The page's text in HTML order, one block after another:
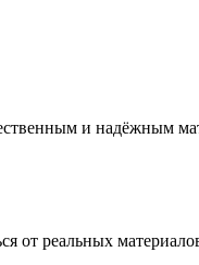
и надёжным
от реальных